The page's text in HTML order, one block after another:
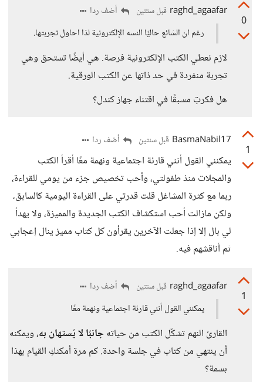
0
raghd_agaafar قبل سنتين
أضف ردا
رغم ان الشائع حاليًا النسه الإلكترونية لذا احاول تجربتها.
لازم نعطي الكتب الإلكترونية فرصة. هي أيضًا تستحق وهي
تجربة منفردة في حد ذاتها عن الكتب الورقية.
هل فكرتِ مسبقًا في اقتناء جهاز كندل؟
1
BasmaNabil17 قبل سنتين أضف ردا
يمكنني القول أنني قارئة اجتماعية ونهمة معًا أقرأ الكتب
والمجلات منذ طفولتي، وأحب تخصيص جزء من يومي للقراءة،
ربما مع كثرة المشاغل قلت قدرتي على القراءة اليومية كالسابق،
ولكن مازالت أحب استكشاف الكتب الجديدة والمميزة، ولا يهدأ
لي بال إلا إذا جعلت الآخرين يقرأون كل كتاب مميز ينال إعجابي
ثم أناقشهم فيه.
1
raghd_agaafar قبل سنتين
أضف ردا
يمكنني القول أنني قارئة اجتماعية ونهمة معًا
القارئ النهم تشكّل الكتب من حياتهجانبًا لا يُستهان به، ويمكنه
أن ينتهي من كتاب في جلسة واحدة. كم مرة أمكنكِ القيام بهذا
بسمة؟